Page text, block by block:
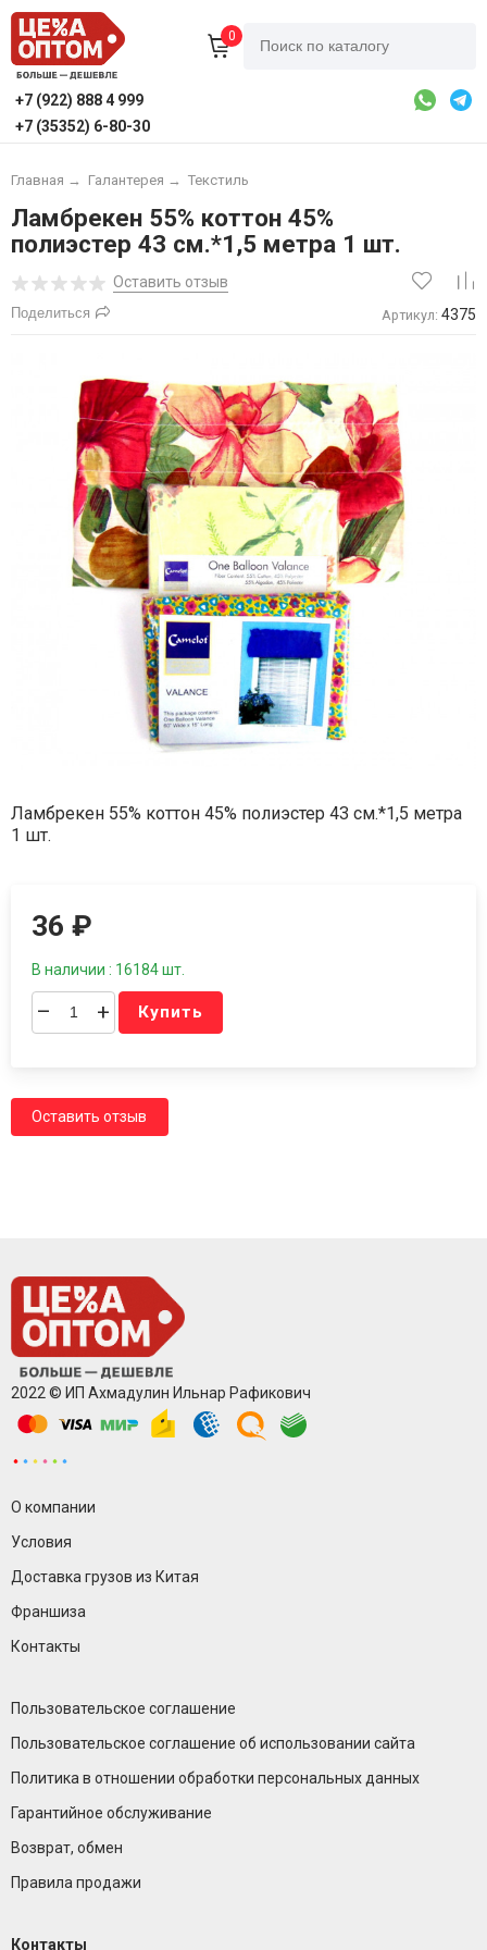
0
+7 (922) 888 4 999
+7 (35352) 6-80-30
Главная → Галантерея → Текстиль
Ламбрекен 55% коттон 45%
полиэстер 43 см.*1,5 метра 1 шт.
Оставить отзыв
Поделиться Артикул: 4375
Ламбрекен 55% коттон 45% полиэстер 43 см.*1,5 метра
1 шт.
36₽
В наличии : 16184 шт.
– + Купить
Оставить отзыв
2022 © ИП Ахмадулин Ильнар Рафикович
О компании
Условия
Доставка грузов из Китая
Франшиза
Контакты
Пользовательское соглашение
Пользовательское соглашение об использовании сайта
Политика в отношении обработки персональных данных
Гарантийное обслуживание
Возврат, обмен
Правила продажи
Контакты